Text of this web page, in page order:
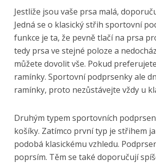
Jestliže jsou vaše prsa malá,
Jedná se o klasický střih sportovní
funkce je ta, že pevně tlačí na prsa
tedy prsa ve stejné poloze a
můžete dovolit vše. Pokud
ramínky. Sportovní podprsenky ale
ramínky, proto nezůstávejte vždy u
Druhým typem sportovních
košíky. Zatímco první typ je střihem
podobá klasickému vzhledu.
poprsím. Těm se také doporučují